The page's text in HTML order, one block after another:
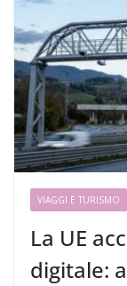
VIAGGI E TURISMO
La UE
digitale: